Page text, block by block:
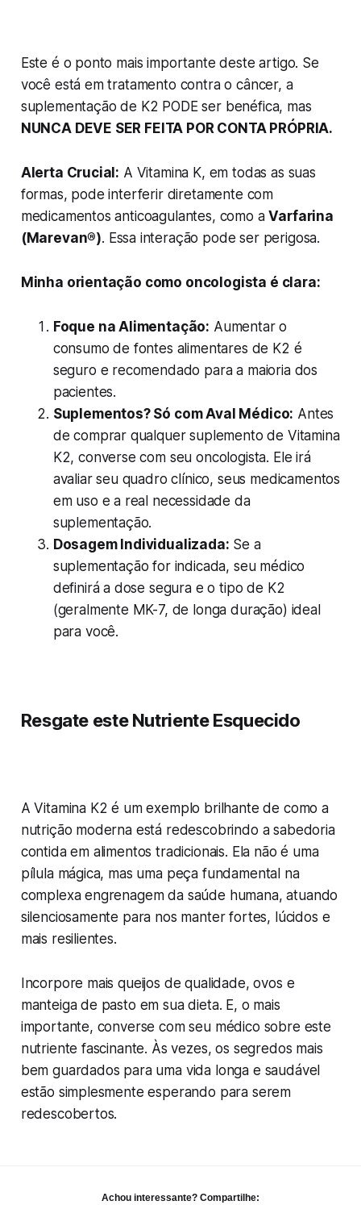
Este é o ponto mais importante deste artigo. Se
você está em tratamento contra o câncer, a
suplementação de K2 PODE ser benéfica, mas
NUNCA DEVE SER FEITA POR CONTA PRÓPRIA.
Alerta Crucial: A Vitamina K, em todas as suas
formas, pode interferir diretamente com
medicamentos anticoagulantes, como aVarfarina
(Marevan®). Essa interação pode ser perigosa.
Minha orientação como oncologista é clara:
Foque na Alimentação: Aumentar o
consumo de fontes alimentares de K2 é
seguro e recomendado para a maioria dos
pacientes.
Suplementos? Só com Aval Médico: Antes
de comprar qualquer suplemento de Vitamina
K2, converse com seu oncologista. Ele irá
avaliar seu quadro clínico, seus medicamentos
em uso e a real necessidade da
suplementação.
Dosagem Individualizada: Se a
suplementação for indicada, seu médico
definirá a dose segura e o tipo de K2
(geralmente MK-7, de longa duração) ideal
para você.
Resgate este Nutriente Esquecido
A Vitamina K2 é um exemplo brilhante de como a
nutrição moderna está redescobrindo a sabedoria
contida em alimentos tradicionais. Ela não é uma
pílula mágica, mas uma peça fundamental na
complexa engrenagem da saúde humana, atuando
silenciosamente para nos manter fortes, lúcidos e
mais resilientes.
Incorpore mais queijos de qualidade, ovos e
manteiga de pasto em sua dieta. E, o mais
importante, converse com seu médico sobre este
nutriente fascinante. Às vezes, os segredos mais
bem guardados para uma vida longa e saudável
estão simplesmente esperando para serem
redescobertos.
Achou interessante? Compartilhe: